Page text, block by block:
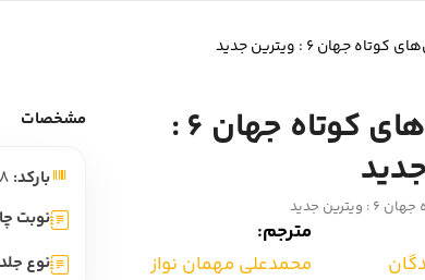
داستان کوتاه ایرانی
شعر
شرح و
ادبیات انگلیس
ادبیات ایتالیا
جهان 6 : ویترین جدید
داستان‌های کوتاه جهان 6 :
جدید
مترجم:
محمدعلی مهمان نواز
مشخصات
بارکد:
نوبت
نوع